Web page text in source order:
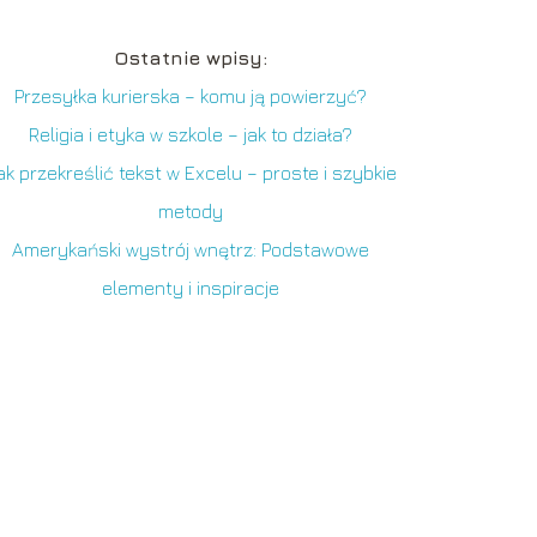
Ostatnie wpisy:
Przesyłka kurierska – komu ją powierzyć?
Religia i etyka w szkole – jak to działa?
przekreślić tekst w Excelu – proste i szybkie
metody
Amerykański wystrój wnętrz: Podstawowe
elementy i inspiracje